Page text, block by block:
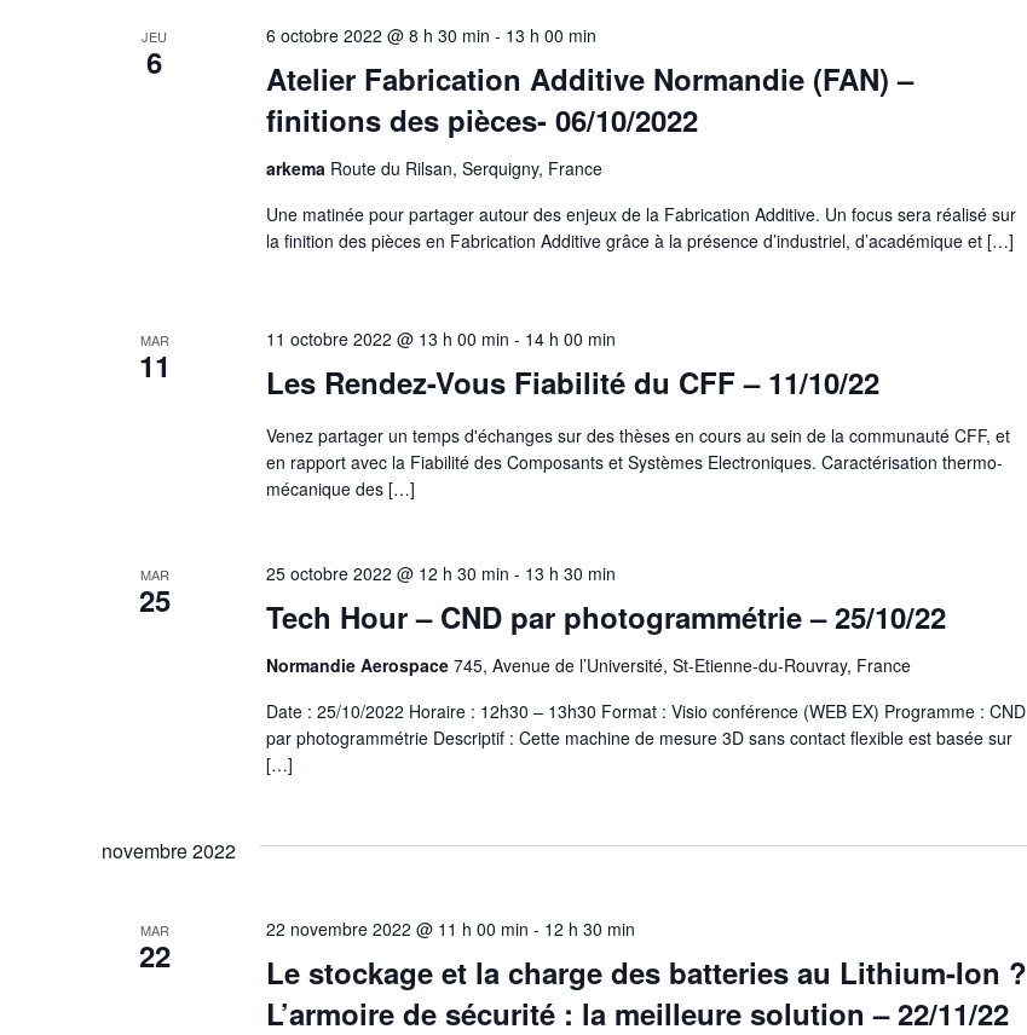
JEU
6
Atelier Fabrication Additive Normandie (FAN) –
finitions des pièces- 06/10/2022
6 octobre 2022 @ 8 h 30 min - 13 h 00 min
arkema Route du Rilsan, Serquigny, France
Une matinée pour partager autour des enjeux de la Fabrication Additive. Un focus sera réalisé sur
la finition des pièces en Fabrication Additive grâce à la présence d’industriel, d’académique et […]
MAR
11 Les Rendez-Vous Fiabilité du CFF – 11/10/22
11 octobre 2022 @ 13 h 00 min - 14 h 00 min
Venez partager un temps d'échanges sur des thèses en cours au sein de la communauté CFF, et
en rapport avec la Fiabilité des Composants et Systèmes Electroniques. Caractérisation thermo-
mécanique des […]
MAR
25 Tech Hour – CND par photogrammétrie – 25/10/22
25 octobre 2022 @ 12 h 30 min - 13 h 30 min
Normandie Aerospace 745, Avenue de l’Université, St-Etienne-du-Rouvray, France
Date : 25/10/2022 Horaire : 12h30 – 13h30 Format : Visio conférence (WEB EX) Programme : CND
par photogrammétrie Descriptif : Cette machine de mesure 3D sans contact flexible est basée sur
[…]
novembre 2022
MAR
22
Le stockage et la charge des batteries au Lithium-Ion ?
L’armoire de sécurité : la meilleure solution – 22/11/22
22 novembre 2022 @ 11 h 00 min - 12 h 30 min